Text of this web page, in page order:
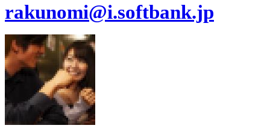
rakunomi@i.softbank.jp